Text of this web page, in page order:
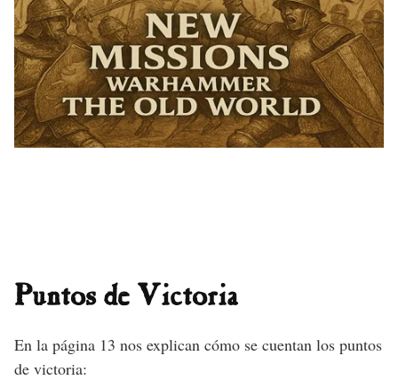
Puntos de Victoria
En la página 13 nos explican cómo se cuentan los puntos
de victoria: